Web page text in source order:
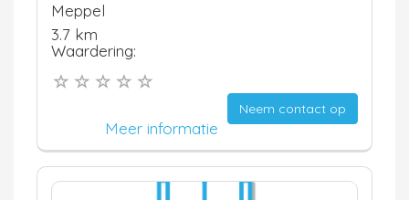
Meppel
3.7 km
Waardering:
Neem contact op
Meer informatie